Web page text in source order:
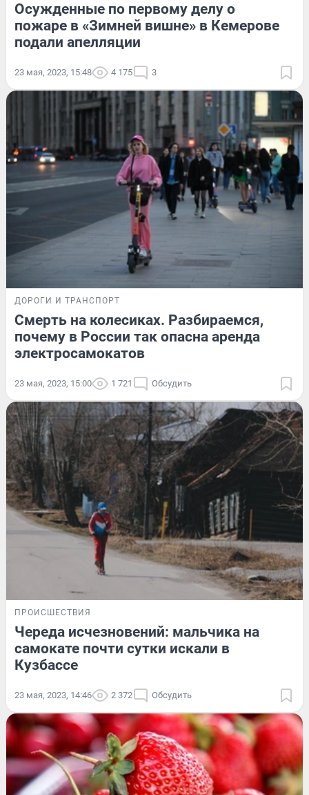
Осужденные по первому делу о
пожаре в «Зимней вишне» в Кемерове
подали апелляции
23 мая, 2023, 15:48 4 175 3
ДОРОГИ И ТРАНСПОРТ
Смерть на колесиках. Разбираемся,
почему в России так опасна аренда
электросамокатов
23 мая, 2023, 15:00 1 721 Обсудить
ПРОИСШЕСТВИЯ
Череда исчезновений: мальчика на
самокате почти сутки искали в
Кузбассе
23 мая, 2023, 14:46 2 372 Обсудить